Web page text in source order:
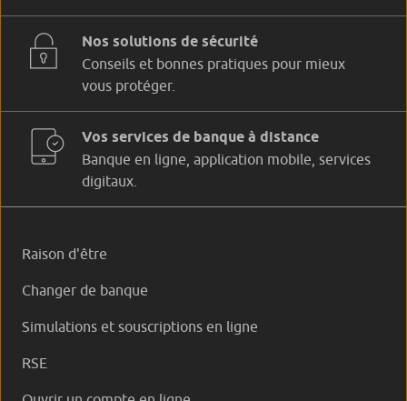
Nos solutions de sécurité
Conseils et bonnes pratiques pour mieux
vous protéger.
Vos services de banque à distance
Banque en ligne, application mobile, services
digitaux.
Raison d'être
Changer de banque
Simulations et souscriptions en ligne
RSE